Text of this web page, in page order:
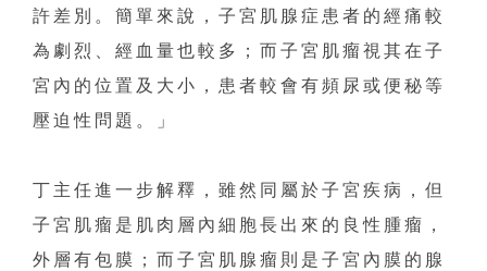
許差別。簡單來說，子宮肌腺症患者的經痛較
為劇烈、經血量也較多；而子宮肌瘤視其在子
宮內的位置及大小，患者較會有頻尿或便秘等
壓迫性問題。」
丁主任進一步解釋，雖然同屬於子宮疾病，但
子宮肌瘤是肌肉層內細胞長出來的良性腫瘤，
外層有包膜；而子宮肌腺瘤則是子宮內膜的腺